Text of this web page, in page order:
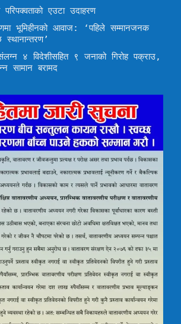
एउटा उदाहरण
भूमिहीनको आवाज: ‘पहिले सम्मानजनक
४ विदेशीसहित ९ जनाको गिरोह पक्राउ,
सामान बरामद